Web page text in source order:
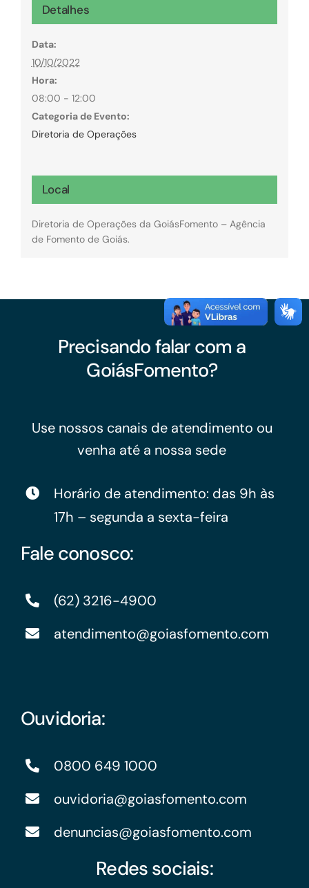
Detalhes
Data:
10/10/2022
Hora:
08:00 - 12:00
Categoria de Evento:
Diretoria de Operações
Local
Diretoria de Operações da GoiásFomento – Agência
de Fomento de Goiás.
Precisando falar com a
GoiásFomento?
Use nossos canais de atendimento ou
venha até a nossa sede
Horário de atendimento: das 9h às
17h – segunda a sexta-feira
Fale conosco:
(62) 3216-4900
atendimento@goiasfomento.com
Ouvidoria:
0800 649 1000
ouvidoria@goiasfomento.com
denuncias@goiasfomento.com
Redes sociais: